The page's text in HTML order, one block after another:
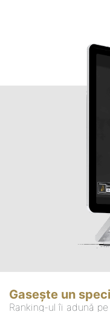
Gasește un
Ranking-ul îi adună